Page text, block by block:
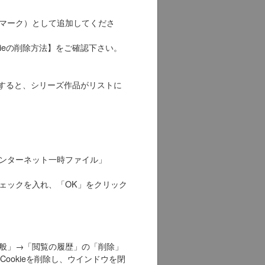
ーク）として追加してくださ
削除方法】をご確認下さい。
と、シリーズ作品がリストに
ーネット一時ファイル」
ックを入れ、「OK」をクリック
→「閲覧の履歴」の「削除」
を削除し、ウインドウを閉